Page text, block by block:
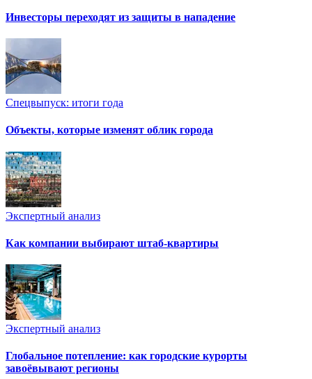
Инвесторы переходят из защиты в нападение
Спецвыпуск: итоги года
Объекты, которые изменят облик города
Экспертный анализ
Как компании выбирают штаб-квартиры
Экспертный анализ
Глобальное потепление: как городские курорты
завоёвывают регионы